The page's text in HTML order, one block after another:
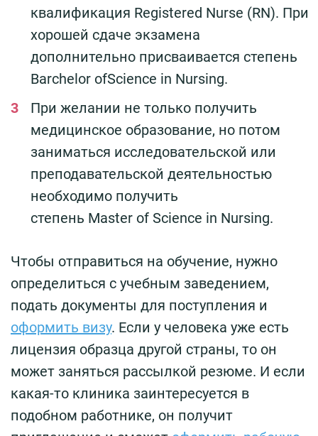
квалификация Registered Nurse (RN). При
хорошей сдаче экзамена
дополнительно присваивается степень
Barchelor ofScience in Nursing.
При желании не только получить
медицинское образование, но потом
заниматься исследовательской или
преподавательской деятельностью
необходимо получить
степень Master of Science in Nursing.
Чтобы отправиться на обучение, нужно
определиться с учебным заведением,
подать документы для поступления и
оформить визу. Если у человека уже есть
лицензия образца другой страны, то он
может заняться рассылкой резюме. И если
какая-то клиника заинтересуется в
подобном работнике, он получит